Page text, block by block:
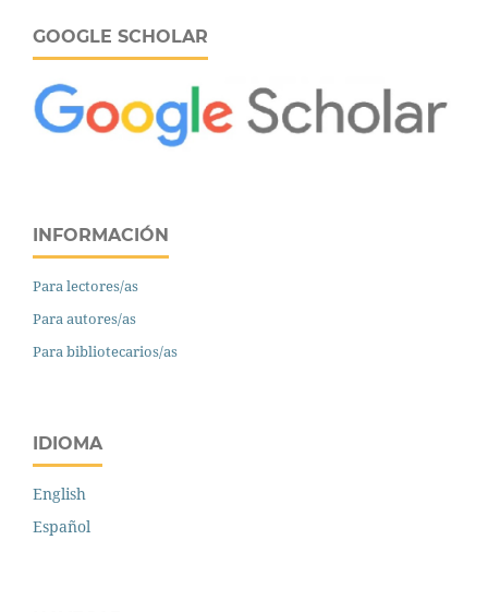
GOOGLE SCHOLAR
INFORMACIÓN
Para lectores/as
Para autores/as
Para bibliotecarios/as
IDIOMA
English
Español